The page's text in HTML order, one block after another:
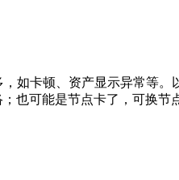
，如卡顿、资产显示异常
也可能是节点卡了，可换节